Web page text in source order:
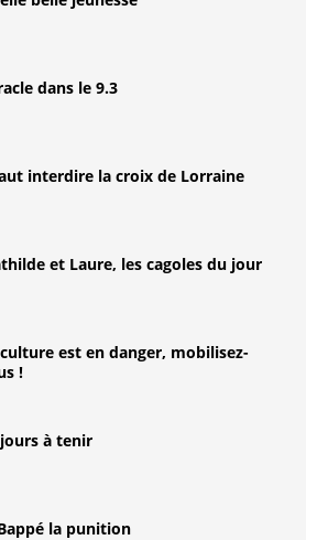
dans le 9.3
interdire la croix de Lorraine
et Laure, les cagoles du jour
est en danger, mobilisez-
!
à tenir
la punition